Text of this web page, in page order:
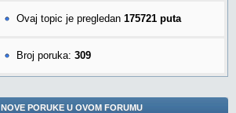
Ovaj topic je pregledan 175721 puta
Broj poruka: 309
NOVE PORUKE U OVOM FORUMU